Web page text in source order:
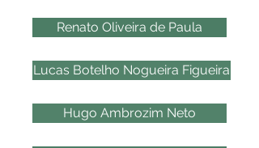
Renato Oliveira de Paula
Lucas Botelho Nogueira Figueira
Hugo Ambrozim Neto